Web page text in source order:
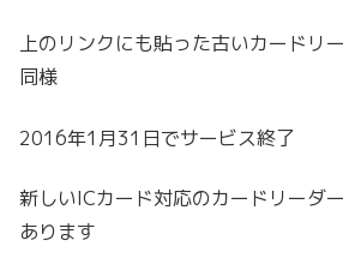
上のリンクにも貼った古いカードリ
同様
2016年1月31日でサービス終了
新しいICカード対応のカードリーダ
あります